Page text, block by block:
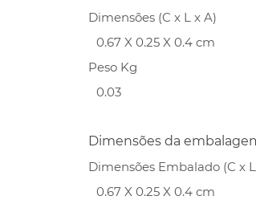
Dimensões (C x L x A)
0.67 X 0.25 X 0.4 cm
Peso Kg
0.03
Dimensões da
Dimensões Embalado (C x
0.67 X 0.25 X 0.4 cm